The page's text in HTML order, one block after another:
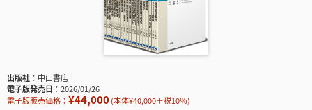
出版社
中山書店
電子版発売日
2026/01/26
電子版販売価格： ¥44,000(本体¥40,000＋税10％)